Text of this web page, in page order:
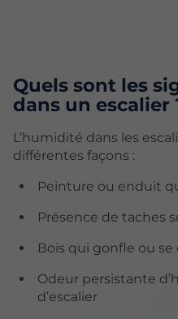
Quels sont les
dans un escalier
L’humidité dans les
différentes façons :
Peinture ou enduit
Présence de taches
Bois qui gonfle ou
Odeur persistante
d’escalier